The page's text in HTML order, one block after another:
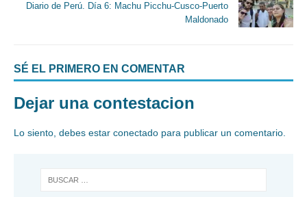
Diario de Perú. Día 6: Machu Picchu-Cusco-Puerto
Maldonado
SÉ EL PRIMERO EN COMENTAR
Dejar una contestacion
Lo siento, debes estar conectado para publicar un comentario.